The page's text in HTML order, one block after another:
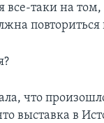
все-таки на
повториться
что
выставка в